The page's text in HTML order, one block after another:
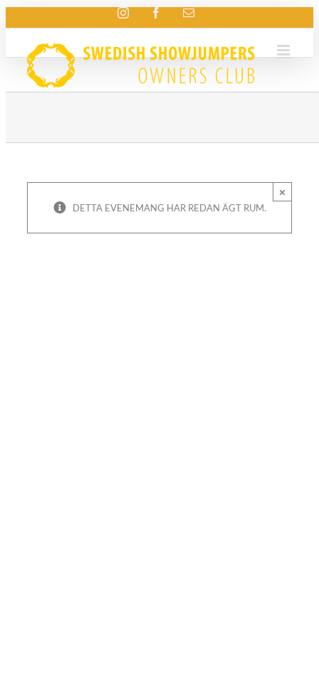
till
innehållet
InstagramFacebook
E-
DETTA EVENEMANG HAR REDAN ÄGT RUM.
×